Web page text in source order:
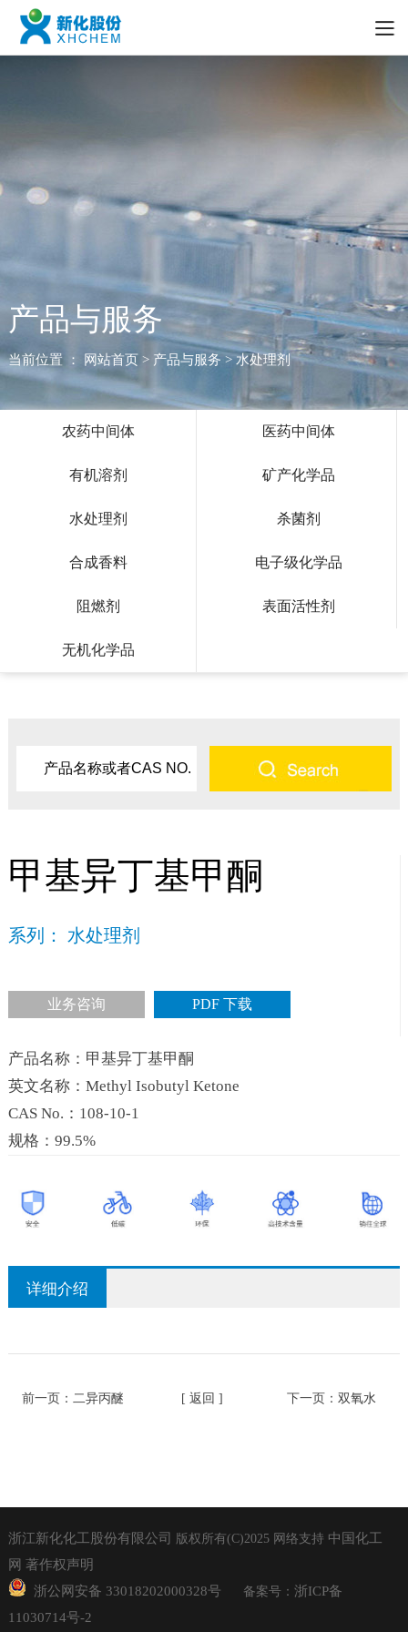
产品与服务
当前位置 ： 网站首页> 产品与服务 > 水处理剂
农药中间体 医药中间体
有机溶剂 矿产化学品
水处理剂 杀菌剂
合成香料 电子级化学品
阻燃剂 表面活性剂
无机化学品
甲基异丁基甲酮
系列： 水处理剂
业务咨询 PDF 下载
产品名称：甲基异丁基甲酮
英文名称：Methyl Isobutyl Ketone
CAS No.：108-10-1
规格：99.5%
详细介绍
前一页： 二异丙醚 [ 返回 ] 下一页： 双氧水
浙江新化化工股份有限公司 版权所有(C)2025网络支持 中国化工
网 著作权声明
浙公网安备 33018202000328号 备案号： 浙ICP备
11030714号-2